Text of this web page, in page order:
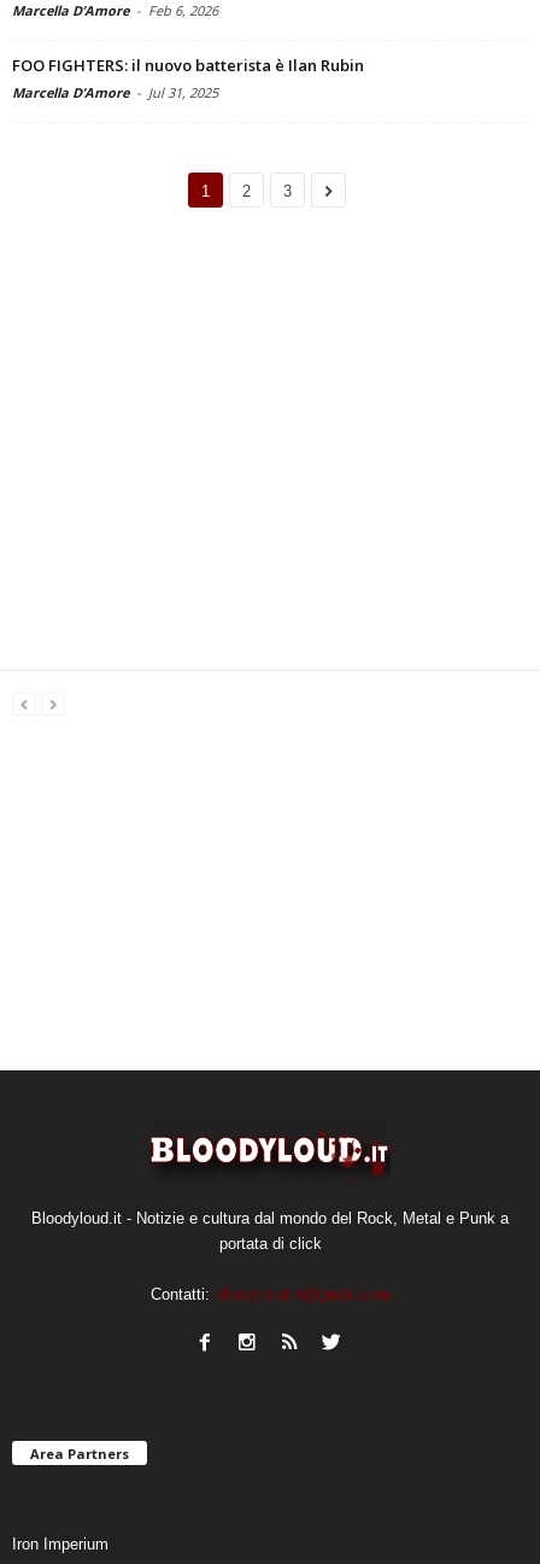
Marcella D’Amore - Feb 6, 2026
FOO FIGHTERS: il nuovo batterista è Ilan Rubin
Marcella D’Amore - Jul 31, 2025
1 2 3
Bloodyloud.it - Notizie e cultura dal mondo del Rock, Metal e Punk a
portata di click
Contatti: bloodyloud.it@gmail.com
Area Partners
Iron Imperium